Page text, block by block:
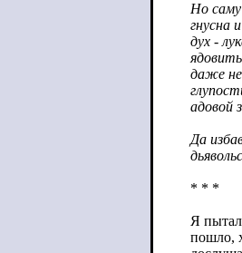
Но
гнусна
дух -
даже не
адовой
Да
* * *
Я
пошло,